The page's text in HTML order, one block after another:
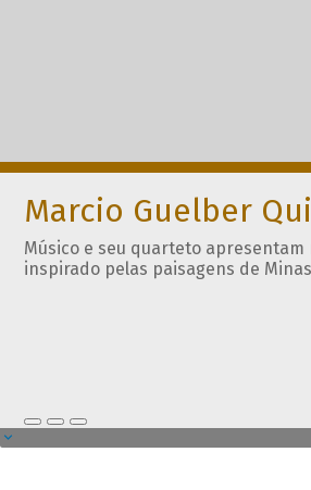
Marcio Guelber
Músico e seu quarteto
inspirado pelas paisagens de